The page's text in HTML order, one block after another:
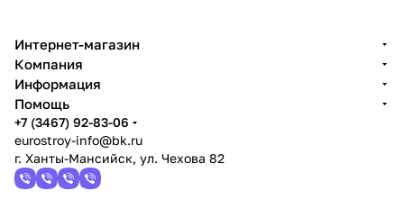
Интернет-магазин
Компания
Информация
Помощь
+7 (3467) 92-83-06
eurostroy-info@bk.ru
г. Ханты-Мансийск, ул. Чехова 82